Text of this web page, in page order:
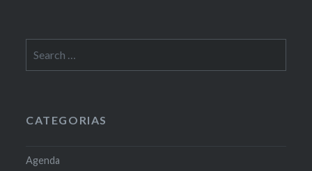
for:
CATEGORIAS
Agenda